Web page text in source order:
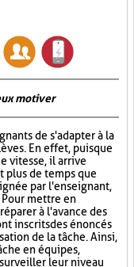
motiver
de s'adapter à la
En effet, puisque
vitesse, il arrive
plus de temps que
par l'enseignant,
mettre en
à l'avance des
inscrits des énoncés
de la tâche. Ainsi,
en équipes,
leur niveau